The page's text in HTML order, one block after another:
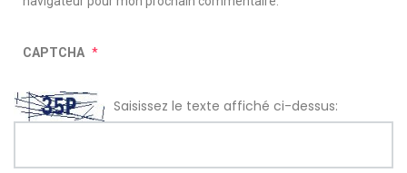
CAPTCHA *
Saisissez le texte affiché ci-dessus: